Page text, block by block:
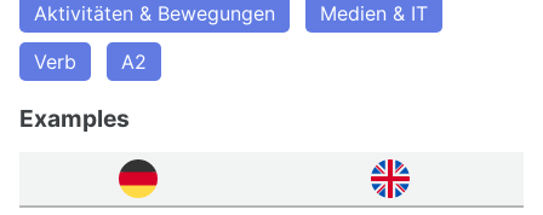
Aktivitäten & Bewegungen
Medien & IT
Verb
A2
Examples